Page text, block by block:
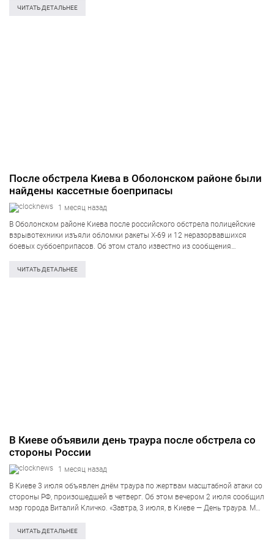
увеличилось содержание приземного озона и мелкодисперсной пыли….
ЧИТАТЬ ДЕТАЛЬНЕЕ
После обстрела Киева в Оболонском районе были
найдены кассетные боеприпасы
1 месяц назад
В Оболонском районе Киева после российского обстрела полицейские
взрывотехники изъяли обломки ракеты Х-69 и 12 неразорвавшихся
боевых суббоеприпасов. Об этом стало известно из сообщения
ракеты были обнаружены на территории одного из предприятий….
ЧИТАТЬ ДЕТАЛЬНЕЕ
В Киеве объявили день траура после обстрела со
стороны России
1 месяц назад
В Киеве 3 июля объявлен днём траура по жертвам масштабной атаки со
стороны РФ, произошедшей в четверг. Об этом вечером 2 июля сообщил
мэр города Виталий Кличко. «Завтра, 3 июля, в Киеве — День траура. Мы
ЧИТАТЬ ДЕТАЛЬНЕЕ